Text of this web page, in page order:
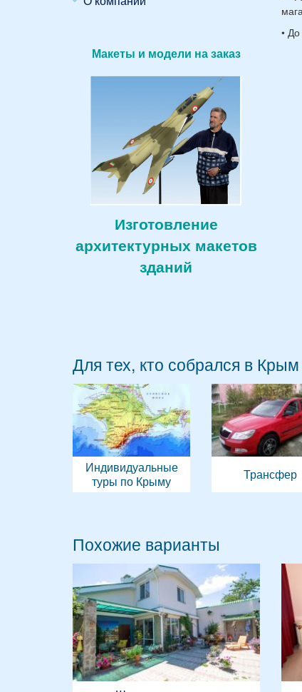
Макеты и модели на заказ
Изготовление
архитектурных макетов
зданий
•
Для тех, кто собрался в
Индивидуальные
туры по Крыму
Трансфер
Похожие варианты